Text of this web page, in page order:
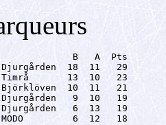
B   A  Pts
18  11   29
Timrå       13  10   23
10  11   21
9  10   19
6  13   19
6  12   18